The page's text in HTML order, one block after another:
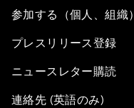
参加する（個人、組織）
プレスリリース登録
ニュースレター購読
連絡先 (英語のみ)